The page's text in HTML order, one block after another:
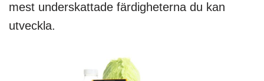
mest underskattade färdigheterna du kan
utveckla.